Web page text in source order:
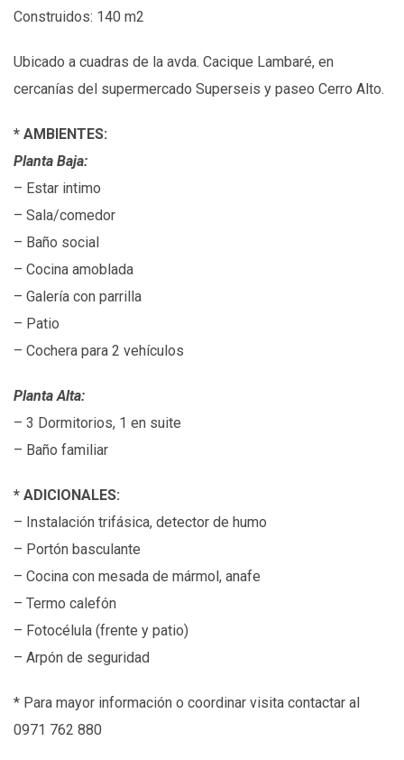
Construidos: 140 m2
Ubicado a cuadras de la avda. Cacique Lambaré, en
cercanías del supermercado Superseis y paseo Cerro Alto.
* AMBIENTES:
Planta Baja:
– Estar intimo
– Sala/comedor
– Baño social
– Cocina amoblada
– Galería con parrilla
– Patio
– Cochera para 2 vehículos
Planta Alta:
– 3 Dormitorios, 1 en suite
– Baño familiar
* ADICIONALES:
– Instalación trifásica, detector de humo
– Portón basculante
– Cocina con mesada de mármol, anafe
– Termo calefón
– Fotocélula (frente y patio)
– Arpón de seguridad
* Para mayor información o coordinar visita contactar al
0971 762 880